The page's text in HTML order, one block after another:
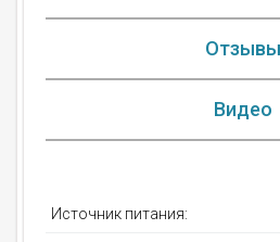
Отзывы
Видео
Источник питания: